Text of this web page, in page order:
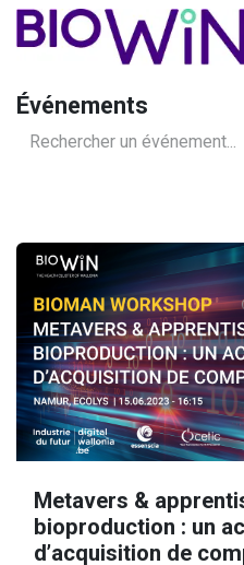
Événements
Metavers &
bioproduction : un
d’acquisition de